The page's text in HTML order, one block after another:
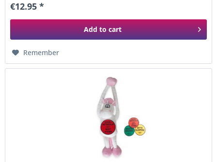
€12.95 *
Add to cart
Remember